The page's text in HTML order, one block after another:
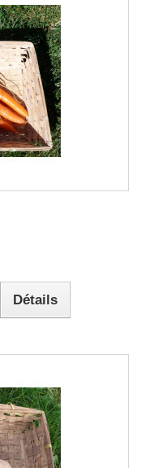
Détails